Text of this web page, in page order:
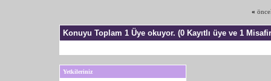
«
Konuyu Toplam 1 Üye okuyor. (0 Kayıtlı üye ve 1
Yetkileriniz